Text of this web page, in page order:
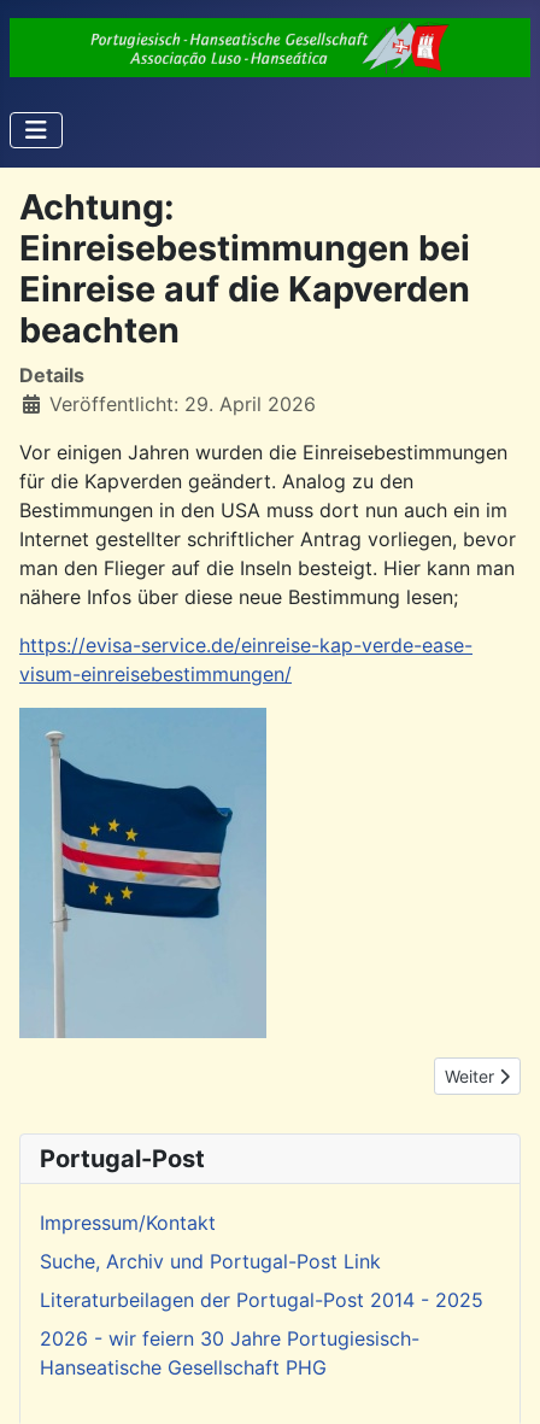
Achtung:
Einreisebestimmungen bei
Einreise auf die Kapverden
beachten
Details
Veröffentlicht: 29. April 2026
Vor einigen Jahren wurden die Einreisebestimmungen
für die Kapverden geändert. Analog zu den
Bestimmungen in den USA muss dort nun auch ein im
Internet gestellter schriftlicher Antrag vorliegen, bevor
man den Flieger auf die Inseln besteigt. Hier kann man
nähere Infos über diese neue Bestimmung lesen;
https://evisa-service.de/einreise-kap-verde-ease-
visum-einreisebestimmungen/
Nächster
Weiter
Portugal-Post
Impressum/Kontakt
Suche, Archiv und Portugal-Post Link
Literaturbeilagen der Portugal-Post 2014 - 2025
2026 - wir feiern 30 Jahre Portugiesisch-
Hanseatische Gesellschaft PHG